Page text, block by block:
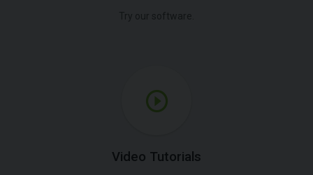
Video Tutorials